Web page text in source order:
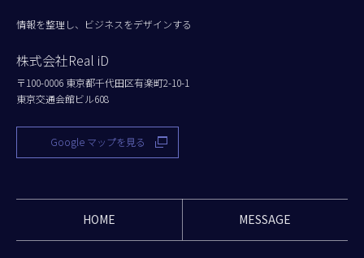
情報を整理し、ビジネスをデザインする
株式会社Real iD
〒100-0006 東京都千代田区有楽町2-10-1
東京交通会館ビル608
Google マップを見る
HOME MESSAGE